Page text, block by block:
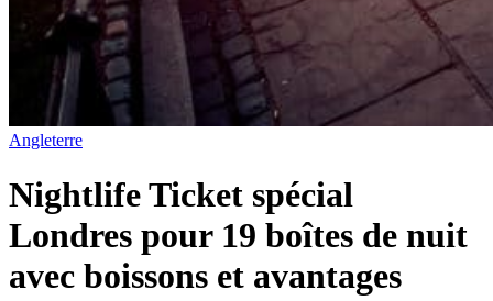
Angleterre
Nightlife Ticket spécial
Londres pour 19 boîtes de nuit
avec boissons et avantages